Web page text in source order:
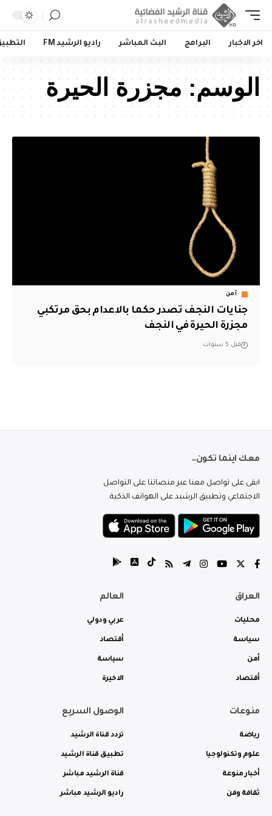
اخر الاخبار البرامج البث المباشر راديو الرشيد FM
الوسم:مجزرة الحيرة
أمن
جنايات النجف تصدر حكما بالاعدام بحق مرتكبي
مجزرة الحيرة في النجف
قبل 5 سنوات
معك اينما تكون..
ابقى على تواصل معنا عبر منصاتنا على التواصل
الاجتماعي وتطبيق الرشيد على الهواتف الذكية.
العراق
محليات
سياسة
أمن
أقتصاد
العالم
عربي ودولي
أقتصاد
سياسة
الاخيرة
منوعات
رياضة
علوم وتكنولوجيا
أخبار منوعة
ثقافة وفن
الوصول السريع
تردد قناة الرشيد
تطبيق قناة الرشيد
قناة الرشيد مباشر
راديو الرشيد مباشر